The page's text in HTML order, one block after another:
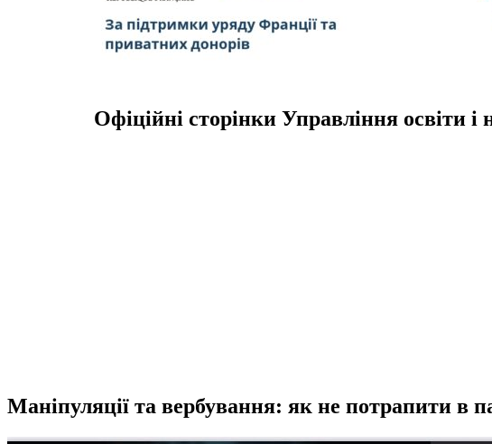
Офіційні сторінки Управління освіти і
Маніпуляції та вербування: як не потрапити в